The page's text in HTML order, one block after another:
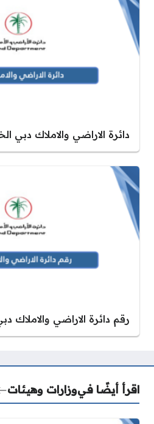
دائرة الاراضي والاملاك دبي
رقم دائرة الاراضي والاملاك
اقرأ أيضًا فيوزارات وهيئات